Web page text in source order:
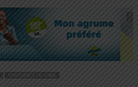
UNIVERSITÉ DE LOMÉ